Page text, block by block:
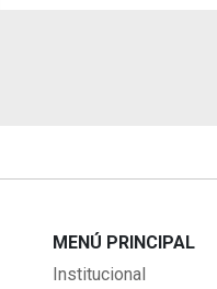
MENÚ PRINCIPAL
Institucional